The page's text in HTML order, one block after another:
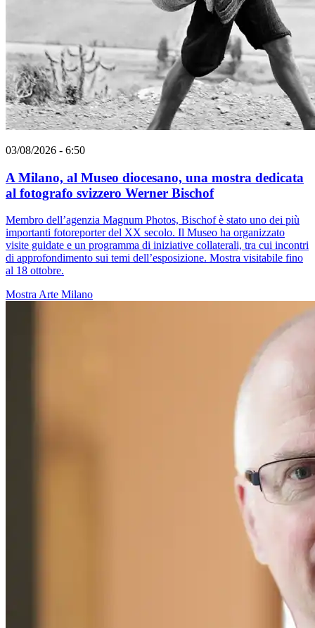
03/08/2026 - 6:50
A Milano, al Museo diocesano, una mostra dedicata
al fotografo svizzero Werner Bischof
Membro dell’agenzia Magnum Photos, Bischof è stato uno dei più
importanti fotoreporter del XX secolo. Il Museo ha organizzato
visite guidate e un programma di iniziative collaterali, tra cui incontri
di approfondimento sui temi dell’esposizione. Mostra visitabile fino
al 18 ottobre.
Mostra Arte Milano